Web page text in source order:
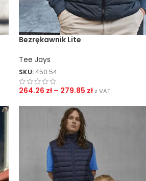
Bezrękawnik Lite
Tee Jays
SKU:450.54
264.26 zł – 279.85 zł z VAT